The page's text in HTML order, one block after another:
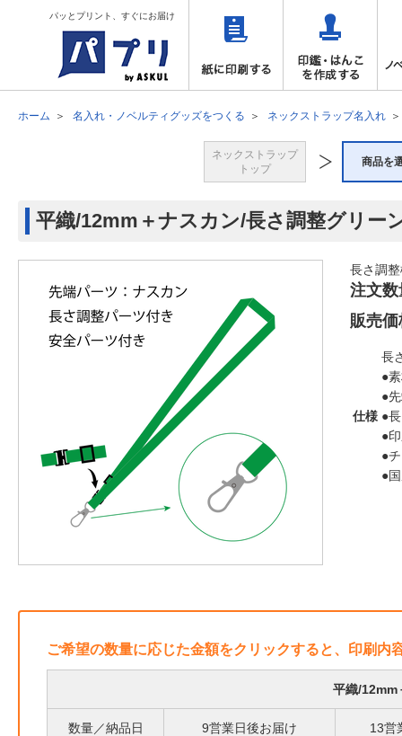
パッとプリント、すぐにお届け
ホーム 名入れ・ノベルティグッズをつくる ネックストラップ名入れ
ネックストラップ
トップ
商品を
平織/12mm＋ナスカン/長さ調整グリー
長さ調
注文数
販売価
仕様
長
●
●
●
●
●
●
ご希望の数量に応じた金額をクリックすると、印刷内
平織/12mm
数量／納品日 9営業日後お届け 13営